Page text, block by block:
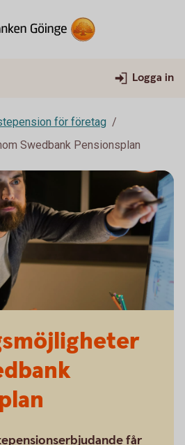
Logga in
för företag
Swedbank Pensionsplan
får